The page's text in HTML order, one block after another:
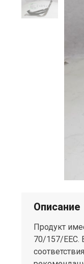
Описание
Продукт
70/157/EEC.